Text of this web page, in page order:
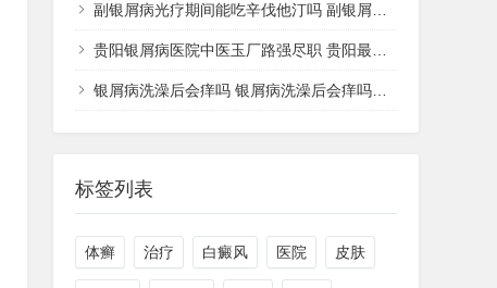
副银屑病光疗期间能吃辛伐他汀吗 副银屑病可以擦激素药膏吗
贵阳银屑病医院中医玉厂路强尽职 贵阳最好的银屑病中医院
银屑病洗澡后会痒吗 银屑病洗澡后会痒吗怎么治疗
标签列表
体癣 治疗 白癜风 医院 皮肤